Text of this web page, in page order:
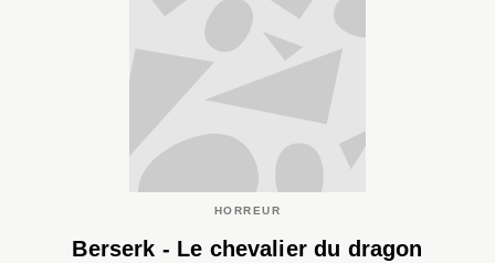
HORREUR
Berserk - Le chevalier du dragon